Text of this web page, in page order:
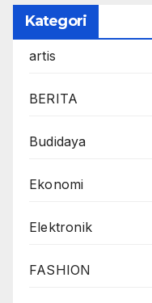
Kategori
artis
BERITA
Budidaya
Ekonomi
Elektronik
FASHION